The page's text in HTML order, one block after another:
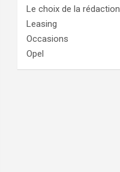
Le choix de la rédaction
Leasing
Occasions
Opel